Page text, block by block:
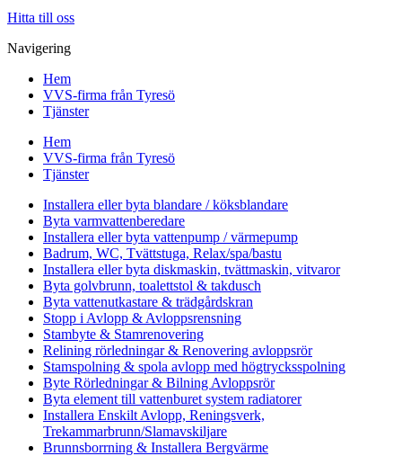
Hitta till oss
Navigering
Hem
VVS-firma från Tyresö
Tjänster
Hem
VVS-firma från Tyresö
Tjänster
Installera eller byta blandare / köksblandare
Byta varmvattenberedare
Installera eller byta vattenpump / värmepump
Badrum, WC, Tvättstuga, Relax/spa/bastu
Installera eller byta diskmaskin, tvättmaskin, vitvaror
Byta golvbrunn, toalettstol & takdusch
Byta vattenutkastare & trädgårdskran
Stopp i Avlopp & Avloppsrensning
Stambyte & Stamrenovering
Relining rörledningar & Renovering avloppsrör
Stamspolning & spola avlopp med högtrycksspolning
Byte Rörledningar & Bilning Avloppsrör
Byta element till vattenburet system radiatorer
Installera Enskilt Avlopp, Reningsverk,
Trekammarbrunn/Slamavskiljare
Brunnsborrning & Installera Bergvärme